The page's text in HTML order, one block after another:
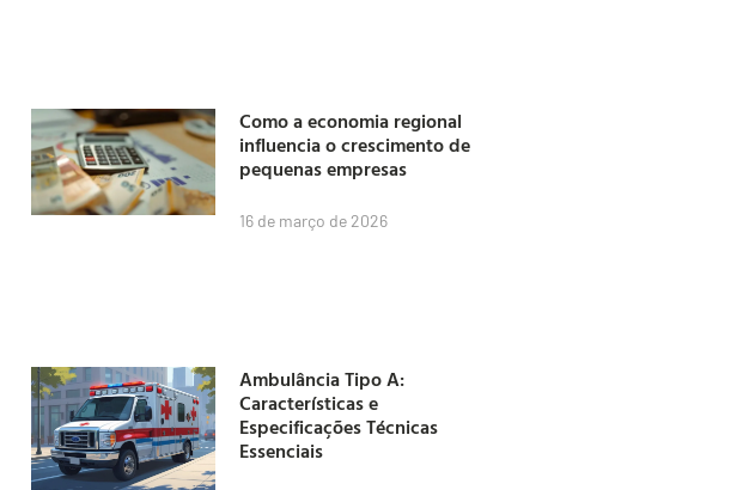
Como a economia regional
influencia o crescimento de
pequenas empresas
16 de março de 2026
Ambulância Tipo A:
Características e
Especificações Técnicas
Essenciais